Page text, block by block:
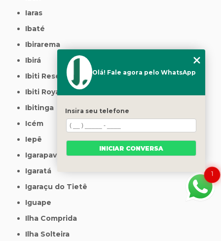
Iaras
Ibaté
Ibirarema
Ibirá
Ibiti Reserva
Ibiti Royal
Ibitinga
Icém
Iepê
Igarapava
Igaratá
Igaraçu do Tietê
Iguape
Ilha Comprida
Ilha Solteira
1
Olá! Fale agora pelo WhatsApp
Insira seu telefone
INICIAR CONVERSA